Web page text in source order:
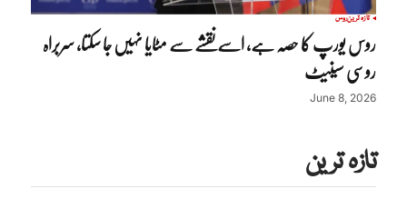
تازہ ترینروس
روس یورپ کا حصہ ہے، اسے نقشے سے مٹایا نہیں جا سکتا، سربراہ
روسی سینیٹ
June 8, 2026
تازہ ترین